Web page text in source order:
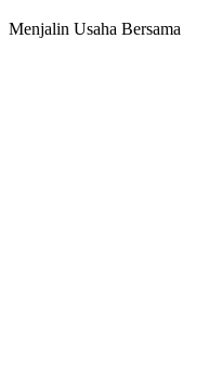
Menjalin Usaha Bersama